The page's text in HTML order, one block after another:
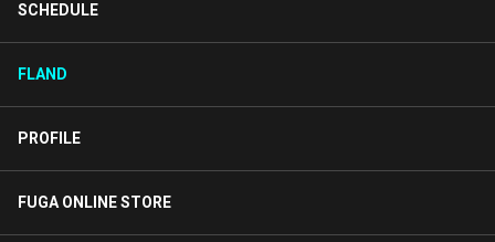
SCHEDULE
FLAND
PROFILE
FUGA ONLINE STORE